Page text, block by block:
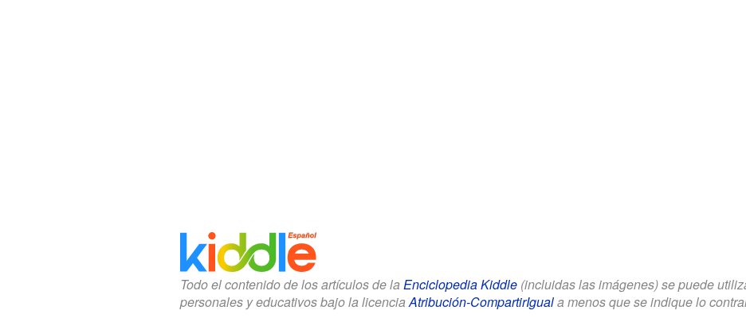
Todo el contenido de los artículos de la Enciclopedia Kiddle(incluidas las imágenes) se puede
personales y educativos bajo la licenciaAtribución-CompartirIguala menos que se indique lo